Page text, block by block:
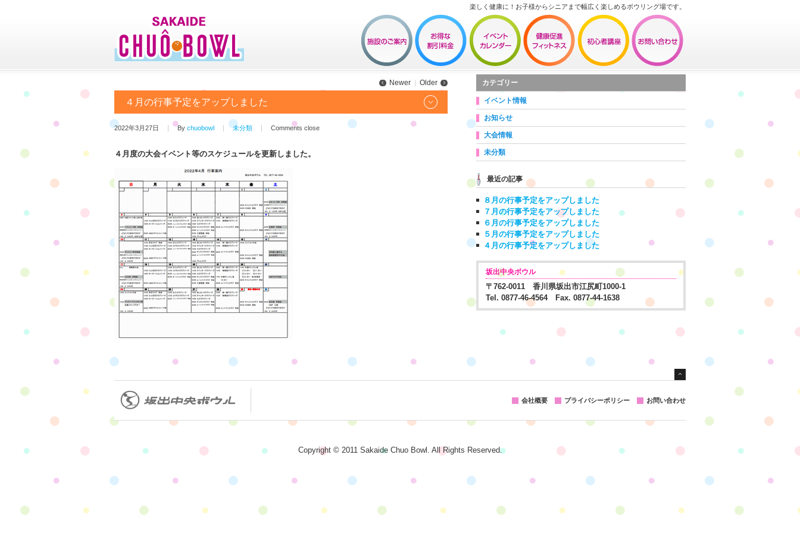
楽しく健康に！お子様からシニアまで幅広く楽しめるボウリング場です。
Newer Older
４月の行事予定をアップしました
2022年3月27日 By chuobowl 未分類 Comments close
４月度の大会イベント等のスケジュールを更新しました。
カテゴリー
イベント情報
お知らせ
大会情報
未分類
最近の記事
８月の行事予定をアップしました
７月の行事予定をアップしました
６月の行事予定をアップしました
５月の行事予定をアップしました
４月の行事予定をアップしました
坂出中央ボウル
〒762-0011 香川県坂出市江尻町1000-1
Tel. 0877-46-4564 Fax. 0877-44-1638
会社概要 プライバシーポリシー お問い合わせ
Copyright © 2011 Sakaide Chuo Bowl. All Rights Reserved.